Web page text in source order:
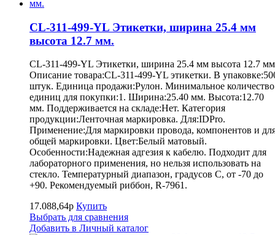
CL-311-499-YL Этикетки, ширина 25.4 мм
высота 12.7 мм.
CL-311-499-YL Этикетки, ширина 25.4 мм высота 12.7
Описание товара:CL-311-499-YL этикетки. В
штук. Единица продажи:Рулон. Минимальное количество
единиц для покупки:1. Ширина:25.40 мм. Высота:12.70
мм. Поддерживается на складе:Нет. Категория
продукции:Ленточная маркировка. Для:IDPro.
Применение:Для маркировки провода, компонентов и
общей маркировки. Цвет:Белый матовый.
Особенности:Надежная адгезия к кабелю. Подходит для
лабораторного применения, но нельзя использовать на
стекло. Температурный диапазон, градусов С, от -70 до
+90. Рекомендуемый риббон, R-7961.
17.088,64р Купить
Выбрать для сравнения
Добавить в Личный каталог